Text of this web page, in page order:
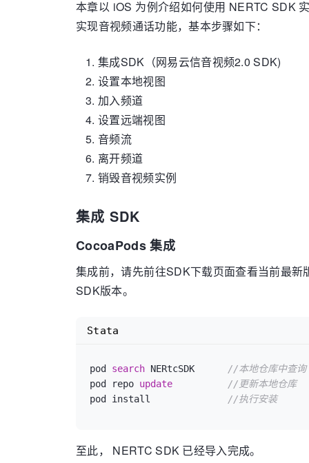
本章以 iOS 为例介绍如何使用 NERTC SDK
实现音视频通话功能，基本步骤如下：
集成SDK（网易云信音视频2.0 SDK)
设置本地视图
加入频道
设置远端视图
音频流
离开频道
销毁音视频实例
集成 SDK
CocoaPods 集成
集成前，请先前往SDK下载页面查看当前最
SDK版本。
pod search NERtcSDK
//本地仓库中查
pod repo update
//更新本地仓
pod install
//执行安装
Stata
至此， NERTC SDK 已经导入完成。